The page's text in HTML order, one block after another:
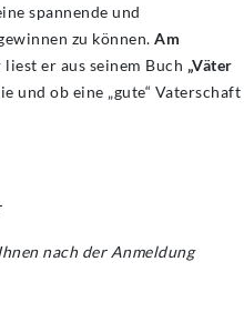
spannende und
zu können. Am
liest er aus seinem Buch „Väter
und ob eine „gute“ Vaterschaft
nach der Anmeldung